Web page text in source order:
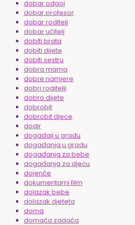
dobar odgoj
dobar profesor
dobar roditelj
dobar učitelj
dobiti brata
dobiti dijete
dobiti sestru
dobra mama
dobre namjere
dobri roditelji
dobro dijete
dobrobit
dobrobit djece
dodir
događaji u gradu
događanja u gradu
događanja za bebe
događanja za djecu
dojenče
dokumentarni film
dolazak bebe
dolazak djeteta
doma
domaća zadaća